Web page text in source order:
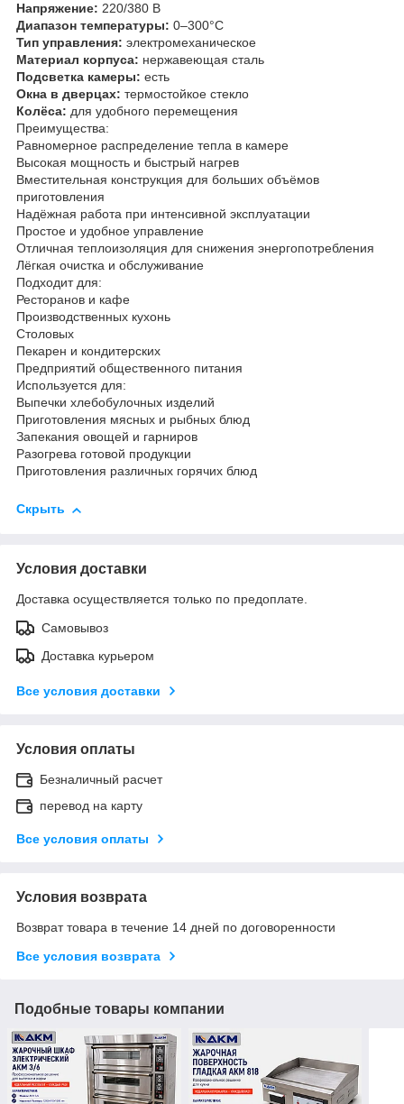
Напряжение: 220/380 В
Диапазон температуры: 0–300°C
Тип управления: электромеханическое
Материал корпуса: нержавеющая сталь
Подсветка камеры: есть
Окна в дверцах: термостойкое стекло
Колёса: для удобного перемещения
Преимущества:
Равномерное распределение тепла в камере
Высокая мощность и быстрый нагрев
Вместительная конструкция для больших объёмов
приготовления
Надёжная работа при интенсивной эксплуатации
Простое и удобное управление
Отличная теплоизоляция для снижения энергопотребления
Лёгкая очистка и обслуживание
Подходит для:
Ресторанов и кафе
Производственных кухонь
Столовых
Пекарен и кондитерских
Предприятий общественного питания
Используется для:
Выпечки хлебобулочных изделий
Приготовления мясных и рыбных блюд
Запекания овощей и гарниров
Разогрева готовой продукции
Приготовления различных горячих блюд
Скрыть
Условия доставки
Доставка осуществляется только по предоплате.
Самовывоз
Доставка курьером
Все условия доставки
Условия оплаты
Безналичный расчет
перевод на карту
Все условия оплаты
Условия возврата
Возврат товара в течение 14 дней по договоренности
Все условия возврата
Подобные товары компании